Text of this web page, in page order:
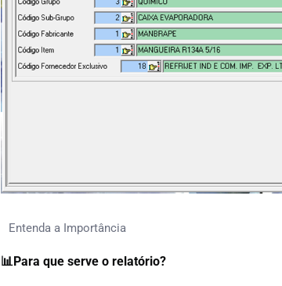
Entenda a Importância
📊Para que serve o relatório?